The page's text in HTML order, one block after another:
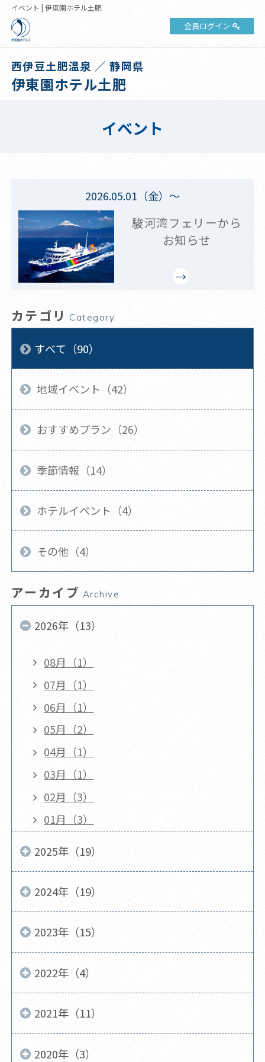
イベント | 伊東園ホテル土肥
会員ログイン
西伊豆土肥温泉 ／ 静岡県
伊東園ホテル土肥
イベント
2026.05.01（金）～
駿河湾フェリーから
お知らせ
カテゴリ Category
すべて（90）
地域イベント（42）
おすすめプラン（26）
季節情報（14）
ホテルイベント（4）
その他（4）
アーカイブ Archive
2026年（13）
08月（1）
07月（1）
06月（1）
05月（2）
04月（1）
03月（1）
02月（3）
01月（3）
2025年（19）
2024年（19）
2023年（15）
2022年（4）
2021年（11）
2020年（3）